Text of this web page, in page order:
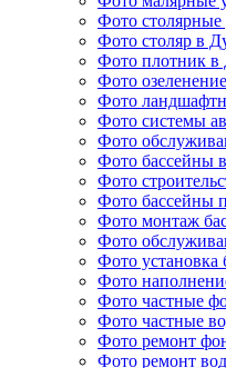
Фото столярные
Фото столяр в
Фото плотник в
Фото
Фото
Фото системы
Фото
Фото бассейны
Фото
Фото бассейны
Фото монтаж
Фото
Фото установка
Фото
Фото частные
Фото частные
Фото ремонт
Фото ремонт